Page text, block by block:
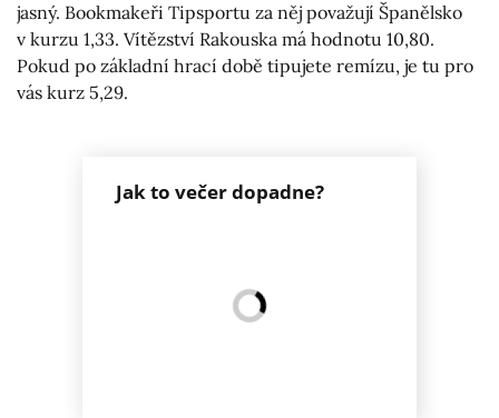
jasný. Bookmakeři Tipsportu za něj považují Španělsko
v kurzu 1,33. Vítězství Rakouska má hodnotu 10,80.
Pokud po základní hrací době tipujete remízu, je tu pro
vás kurz 5,29.
Jak to večer dopadne?